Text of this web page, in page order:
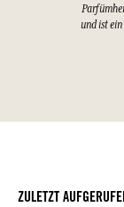
und ist
ZULETZT